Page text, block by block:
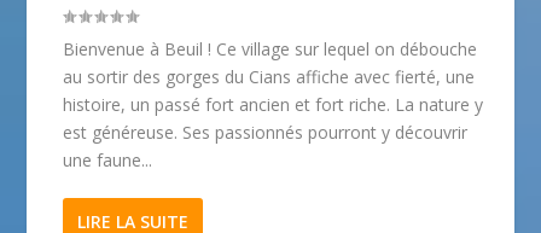
Bienvenue à Beuil ! Ce village sur lequel on débouche
au sortir des gorges du Cians affiche avec fierté, une
histoire, un passé fort ancien et fort riche. La nature y
est généreuse. Ses passionnés pourront y découvrir
une faune...
LIRE LA SUITE